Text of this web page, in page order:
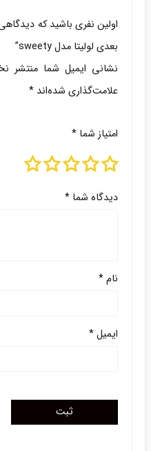
اولین نفری باشید که
بعدی لولیتا مدل sweety”
نشانی ایمیل شما منتشر
علامت‌گذاری شده‌اند *
امتیاز شما *
دیدگاه شما *
نام*
ایمیل*